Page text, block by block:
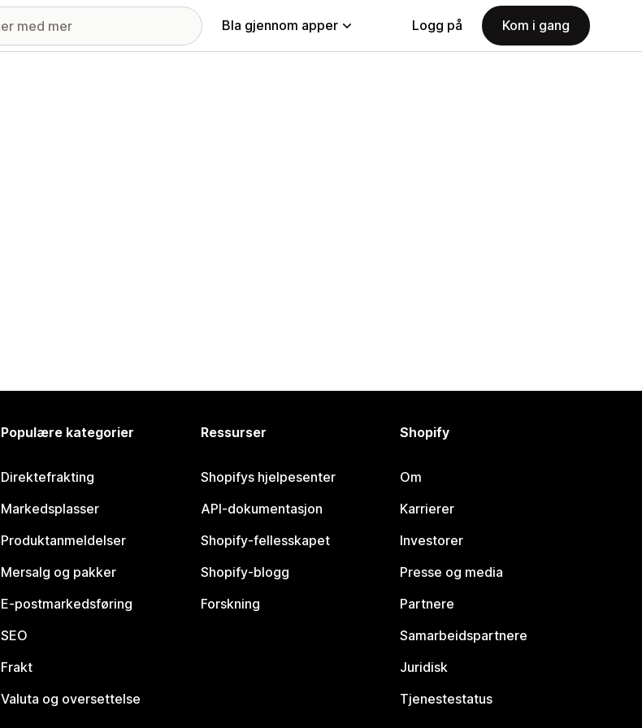
Bla gjennom apper Logg på Kom i gang
Populære kategorier
Direktefrakting
Markedsplasser
Produktanmeldelser
Mersalg og pakker
E-postmarkedsføring
SEO
Frakt
Valuta og oversettelse
Ressurser
Shopifys hjelpesenter
API-dokumentasjon
Shopify-fellesskapet
Shopify-blogg
Forskning
Shopify
Om
Karrierer
Investorer
Presse og media
Partnere
Samarbeidspartnere
Juridisk
Tjenestestatus